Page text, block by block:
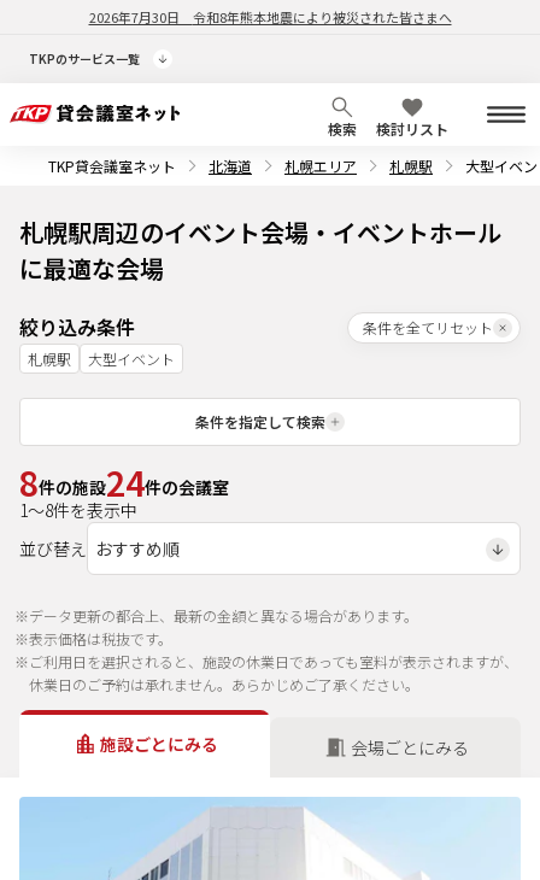
2026年7月30日 令和8年熊本地震により被災された皆さまへ
TKPのサービス一覧
検索
検討リスト
TKP貸会議室ネット
北海道 札幌エリア 札幌駅 大型イベ
札幌駅周辺のイベント会場・イベントホール
に最適な会場
絞り込み条件
条件を全てリセット
札幌駅
大型イベント
条件を指定して検索
8件の施設24件の会議室
1～8件を表示中
並び替え
※データ更新の都合上、最新の金額と異なる場合があります。
※表示価格は税抜です。
※ご利用日を選択されると、施設の休業日であっても室料が表示されますが、
休業日のご予約は承れません。あらかじめご了承ください。
施設ごとにみる 会場ごとにみる